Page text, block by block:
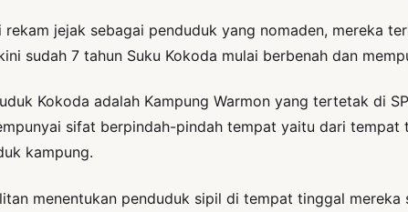
jejak sebagai penduduk yang nomaden, mereka
sudah 7 tahun Suku Kokoda mulai berbenah dan
Kokoda adalah Kampung Warmon yang tertetak di
sifat berpindah-pindah tempat yaitu dari
kampung.
menentukan penduduk sipil di tempat tinggal